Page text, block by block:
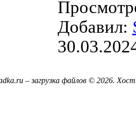
Добавил:
– загрузка файлов © 2026.